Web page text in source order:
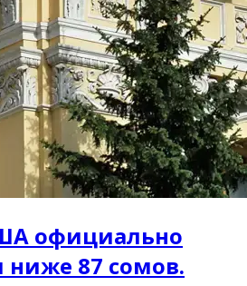
официально
ниже 87 сомов.